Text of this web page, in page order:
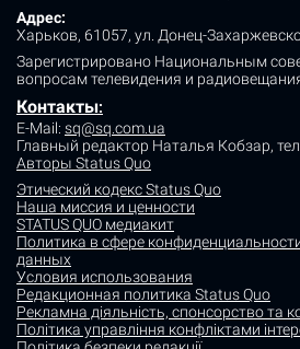
Адрес:
Харьков, 61057, ул. Донец-
Зарегистрировано Национальным
вопросам телевидения и
Контакты:
E-Mail: sq@sq.com.ua
Главный редактор Наталья Кобзар,
Авторы Status Quo
Этический кодекс Status Quo
Наша миссия и ценности
STATUS QUO медиакит
Политика в сфере
данных
Условия использования
Редакционная политика Status Quo
Рекламна діяльність, спонсорство та
Політика управління конфліктами